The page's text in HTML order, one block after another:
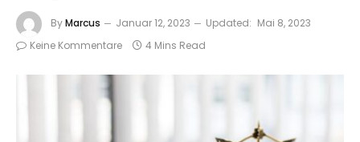
ByMarcus Januar 12, 2023 Updated: Mai 8, 2023
Keine Kommentare
4 Mins Read